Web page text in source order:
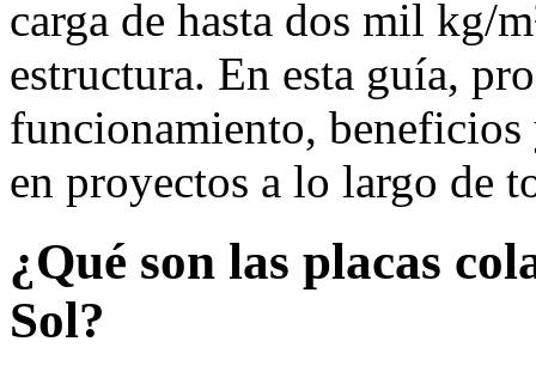
carga de hasta dos mil kg/
estructura. En esta guía,
funcionamiento,
en proyectos a lo largo de
¿Qué son las placas
Sol?